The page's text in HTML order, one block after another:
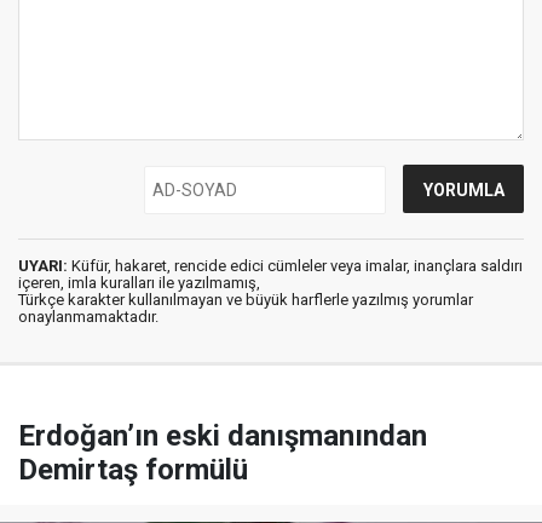
UYARI: Küfür, hakaret, rencide edici cümleler veya imalar, inançlara saldırı
içeren, imla kuralları ile yazılmamış,
Türkçe karakter kullanılmayan ve büyük harflerle yazılmış yorumlar
onaylanmamaktadır.
Erdoğan’ın eski danışmanından
Demirtaş formülü